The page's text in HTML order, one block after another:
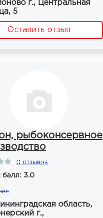
г., Центральная
5
Оставить отзыв
рыбоконсервное
0 отзывов
3.0
область,
г.,